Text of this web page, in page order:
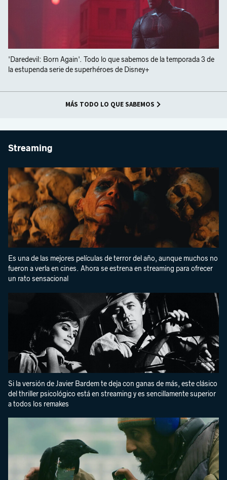
'Daredevil: Born Again'. Todo lo que sabemos de la temporada 3 de
la estupenda serie de superhéroes de Disney+
MÁS TODO LO QUE SABEMOS
Streaming
Es una de las mejores películas de terror del año, aunque muchos no
fueron a verla en cines. Ahora se estrena en streaming para ofrecer
un rato sensacional
Si la versión de Javier Bardem te deja con ganas de más, este clásico
del thriller psicológico está en streaming y es sencillamente superior
a todos los remakes